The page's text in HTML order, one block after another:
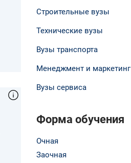
Строительные вузы
Технические вузы
Вузы транспорта
Менеджмент и маркетинг
Вузы сервиса
Форма обучения
Очная
Заочная